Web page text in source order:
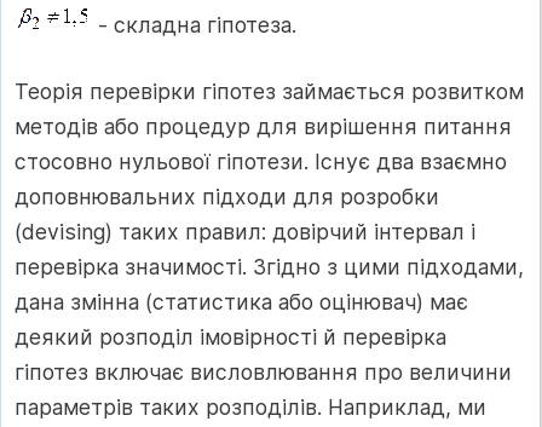
- складна гіпотеза.
Теорія перевірки гіпотез займається розвитком
методів або процедур для вирішення питання
стосовно нульової гіпотези. Існує два взаємно
доповнювальних підходи для розробки
(devising) таких правил: довірчий інтервал і
перевірка значимості. Згідно з цими підходами,
дана змінна (статистика або оцінювач) має
деякий розподіл імовірності й перевірка
гіпотез включає висловлювання про величини
параметрів таких розподілів. Наприклад, ми